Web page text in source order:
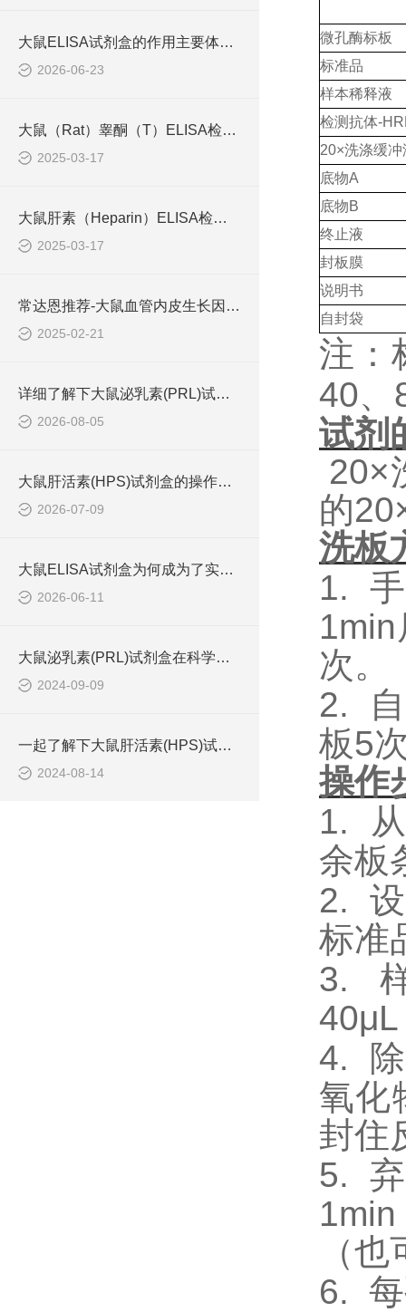
大鼠ELISA试剂盒的作用主要体现在哪些方面？
2026-06-23
大鼠（Rat）睾酮（T）ELISA检测试剂盒
2025-03-17
大鼠肝素（Heparin）ELISA检测试剂盒原理
2025-03-17
常达恩推荐-大鼠血管内皮生长因子 (VEGF)elisa检测试剂盒
2025-02-21
详细了解下大鼠泌乳素(PRL)试剂盒的作用
2026-08-05
大鼠肝活素(HPS)试剂盒的操作流程可概括为四个步骤
2026-07-09
大鼠ELISA试剂盒为何成为了实验室中的常用工具？
2026-06-11
大鼠泌乳素(PRL)试剂盒在科学研究中非常重要
2024-09-09
一起了解下大鼠肝活素(HPS)试剂盒的存储方法
2024-08-14
微孔酶标板
标准品
样本稀释液
检测抗体-
20×洗涤缓冲
底物A
底物B
终止液
封板膜
说明书
自封袋
注：
40、
试剂
20×
的
洗板
1.
次。
2.
板5
操作
1.
余板
2.
标准
3.
4.
氧化
封住
5.
（
6.